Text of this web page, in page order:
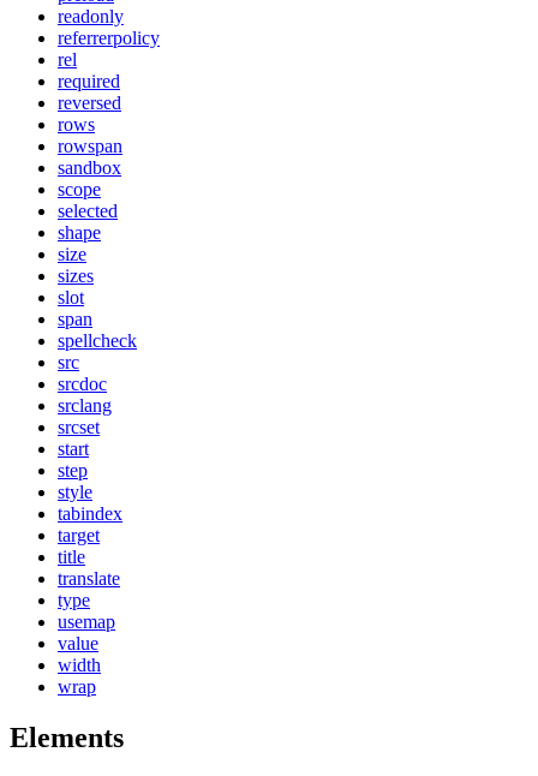
readonly
referrerpolicy
rel
required
reversed
rows
rowspan
sandbox
scope
selected
shape
size
sizes
slot
span
spellcheck
src
srcdoc
srclang
srcset
start
step
style
tabindex
target
title
translate
type
usemap
value
width
wrap
Elements